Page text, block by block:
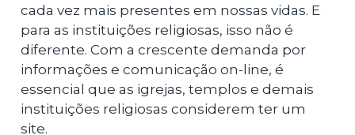
cada vez mais presentes em nossas vidas. E
para as instituições religiosas, isso não é
diferente. Com a crescente demanda por
informações e comunicação on-line, é
essencial que as igrejas, templos e demais
instituições religiosas considerem ter um
site.